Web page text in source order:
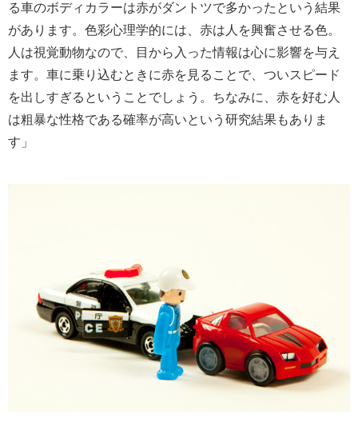
る車のボディカラーは赤がダントツで多かったという結果
があります。色彩心理学的には、赤は人を興奮させる色。
人は視覚動物なので、目から入った情報は心に影響を与え
ます。車に乗り込むときに赤を見ることで、ついスピード
を出しすぎるということでしょう。ちなみに、赤を好む人
は粗暴な性格である確率が高いという研究結果もありま
す」